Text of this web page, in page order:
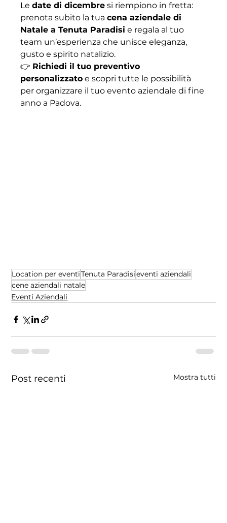
Le date di dicembre si riempiono in fretta:
prenota subito la tua cena aziendale di
Natale a Tenuta Paradisi e regala al tuo
team un’esperienza che unisce eleganza,
gusto e spirito natalizio.
👉 Richiedi il tuo preventivo
personalizzato e scopri tutte le possibilità
per organizzare il tuo evento aziendale di fine
anno a Padova.
Location per eventiTenuta Paradisieventi aziendali
cene aziendali natale
Eventi Aziendali
Post recenti Mostra tutti